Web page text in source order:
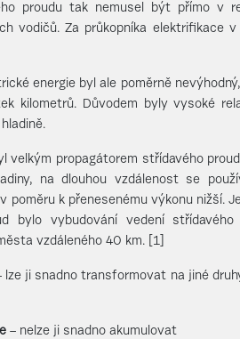
proudu tak nemusel být přímo v
vodičů. Za průkopníka elektrifikace
energie byl ale poměrně
kilometrů. Důvodem byly vysoké
velkým propagátorem střídavého
na dlouhou vzdálenost se
poměru k přenesenému výkonu nižší.
bylo vybudování vedení
vzdáleného 40 km. [1]
lze ji snadno transformovat na jiné
– nelze ji snadno akumulovat